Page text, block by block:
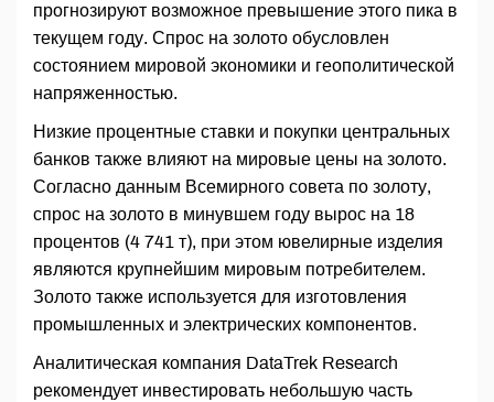
прогнозируют возможное превышение этого пика в
текущем году. Спрос на золото обусловлен
состоянием мировой экономики и геополитической
напряженностью.
Низкие процентные ставки и покупки центральных
банков также влияют на мировые цены на золото.
Согласно данным Всемирного совета по золоту,
спрос на золото в минувшем году вырос на 18
процентов (4 741 т), при этом ювелирные изделия
являются крупнейшим мировым потребителем.
Золото также используется для изготовления
промышленных и электрических компонентов.
Аналитическая компания DataTrek Research
рекомендует инвестировать небольшую часть